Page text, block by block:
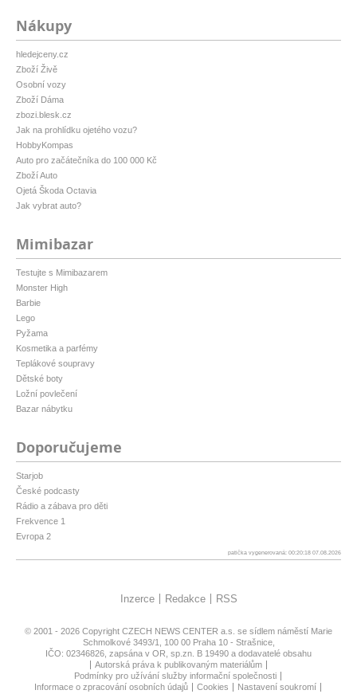
Nákupy
hledejceny.cz
Zboží Živě
Osobní vozy
Zboží Dáma
zbozi.blesk.cz
Jak na prohlídku ojetého vozu?
HobbyKompas
Auto pro začátečníka do 100 000 Kč
Zboží Auto
Ojetá Škoda Octavia
Jak vybrat auto?
Mimibazar
Testujte s Mimibazarem
Monster High
Barbie
Lego
Pyžama
Kosmetika a parfémy
Teplákové soupravy
Dětské boty
Ložní povlečení
Bazar nábytku
Doporučujeme
Starjob
České podcasty
Rádio a zábava pro děti
Frekvence 1
Evropa 2
patička vygenerovaná: 00:20:18 07.08.2026
Inzerce Redakce RSS
© 2001 - 2026 Copyright CZECH NEWS CENTER a.s. se sídlem náměstí Marie
Schmolkové 3493/1, 100 00 Praha 10 - Strašnice,
IČO: 02346826, zapsána v OR, sp.zn. B 19490 a dodavatelé obsahu
Autorská práva k publikovaným materiálům
Podmínky pro užívání služby informační společnosti
Informace o zpracování osobních údajů
Cookies
Nastavení soukromí